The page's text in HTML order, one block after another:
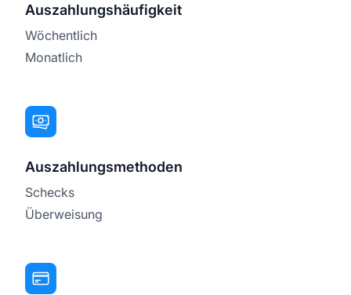
Auszahlungshäufigkeit
Wöchentlich
Monatlich
Auszahlungsmethoden
Schecks
Überweisung